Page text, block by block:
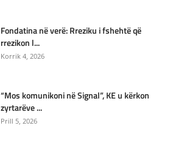
Fondatina në verë: Rreziku i fshehtë që
rrezikon l...
Korrik 4, 2026
“Mos komunikoni në Signal”, KE u kërkon
zyrtarëve ...
Prill 5, 2026